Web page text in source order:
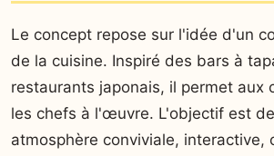
Le concept repose sur l'idée d'un
de la cuisine. Inspiré des bars à
restaurants japonais, il permet aux
les chefs à l'œuvre. L'objectif est
atmosphère conviviale, interactive,